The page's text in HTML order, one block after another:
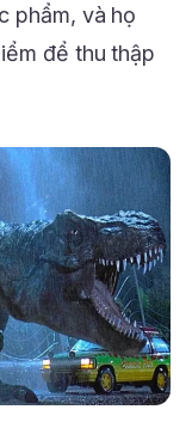
phẩm, và họ
để thu thập